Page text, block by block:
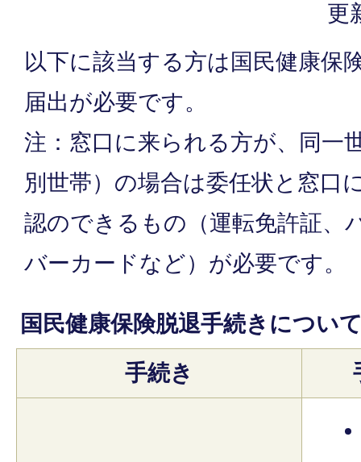
更
以下に該当する方は国民健康保
届出が必要です。
注：窓口に来られる方が、同一
別世帯）の場合は委任状と窓口
認のできるもの（運転免許証、
バーカードなど）が必要です。
国民健康保険脱退手続きについ
手続き